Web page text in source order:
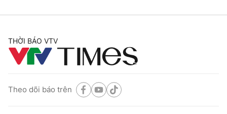
THỜI BÁO VTV
Theo dõi báo trên